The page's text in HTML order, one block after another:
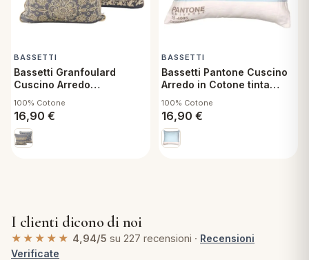
BASSETTI
Bassetti Granfoulard
Cuscino Arredo
Imbottitura Brenta G1
40x40 cm
100% Cotone
16,90 €
BASSETTI
Bassetti Pantone Cuscino
Arredo in Cotone tinta
Imbottitura 40x40 cm
Dream Blue
100% Cotone
16,90 €
I clienti dicono di noi
★★★★★ 4,94/5 su 227 recensioni · Recensioni
Verificate